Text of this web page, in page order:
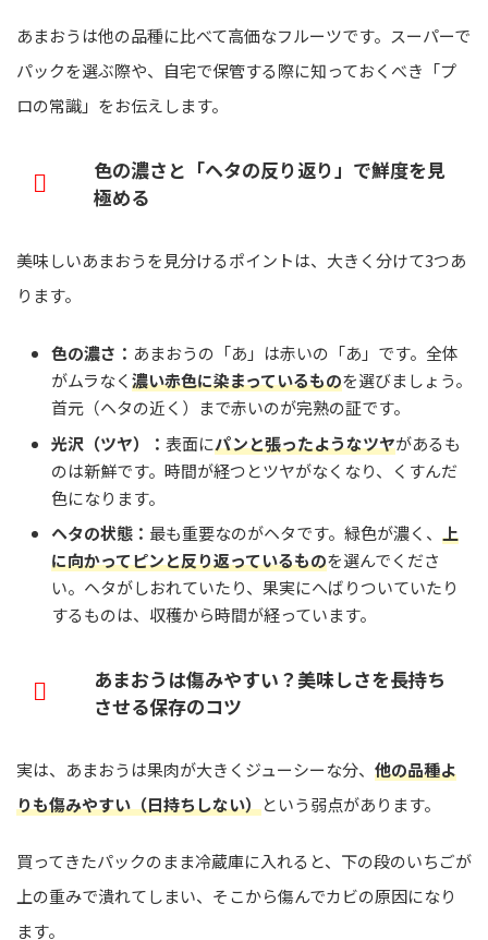
あまおうは他の品種に比べて高価なフルーツです。スーパーで
パックを選ぶ際や、自宅で保管する際に知っておくべき「プ
ロの常識」をお伝えします。
色の濃さと「ヘタの反り返り」で鮮度を見
極める
美味しいあまおうを見分けるポイントは、大きく分けて3つあ
ります。
色の濃さ： あまおうの「あ」は赤いの「あ」です。全体
がムラなく濃い赤色に染まっているものを選びましょう。
首元（ヘタの近く）まで赤いのが完熟の証です。
光沢（ツヤ）： 表面にパンと張ったようなツヤがあるも
のは新鮮です。時間が経つとツヤがなくなり、くすんだ
色になります。
ヘタの状態： 最も重要なのがヘタです。緑色が濃く、 上
に向かってピンと反り返っているものを選んでくださ
い。ヘタがしおれていたり、果実にへばりついていたり
するものは、収穫から時間が経っています。
あまおうは傷みやすい？美味しさを長持ち
させる保存のコツ
実は、あまおうは果肉が大きくジューシーな分、 他の品種よ
りも傷みやすい（日持ちしない）という弱点があります。
買ってきたパックのまま冷蔵庫に入れると、下の段のいちごが
上の重みで潰れてしまい、そこから傷んでカビの原因になり
ます。